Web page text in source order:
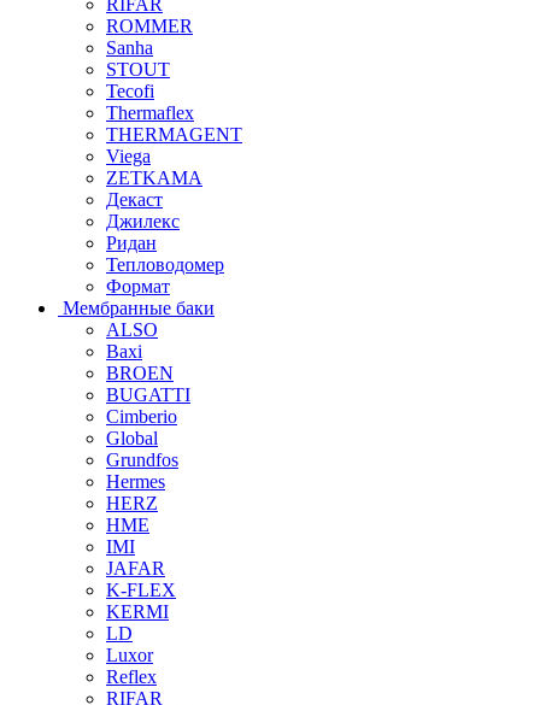
ROMMER
Sanha
STOUT
Tecofi
Thermaflex
THERMAGENT
Viega
ZETKAMA
Декаст
Джилекс
Ридан
Тепловодомер
Формат
Мембранные баки
ALSO
Baxi
BROEN
BUGATTI
Cimberio
Global
Grundfos
Hermes
HERZ
HME
IMI
JAFAR
K-FLEX
KERMI
LD
Luxor
Reflex
RIFAR